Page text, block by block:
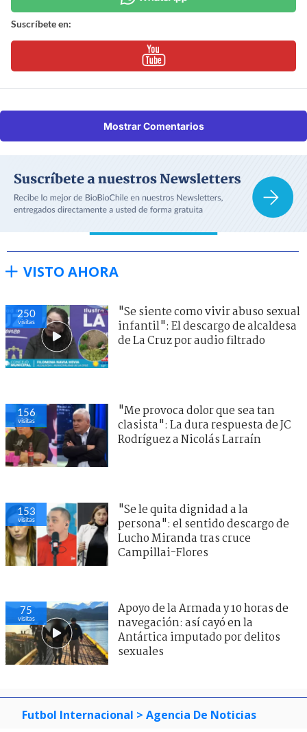
Suscríbete en:
Mostrar Comentarios
VISTO AHORA
250
visitas
"Se siente como vivir abuso sexual
infantil": El descargo de alcaldesa
de La Cruz por audio filtrado
156
visitas
"Me provoca dolor que sea tan
clasista": La dura respuesta de JC
Rodríguez a Nicolás Larraín
153
visitas
"Se le quita dignidad a la
persona": el sentido descargo de
Lucho Miranda tras cruce
Campillai-Flores
75
visitas
Apoyo de la Armada y 10 horas de
navegación: así cayó en la
Antártica imputado por delitos
sexuales
Futbol Internacional > Agencia De Noticias